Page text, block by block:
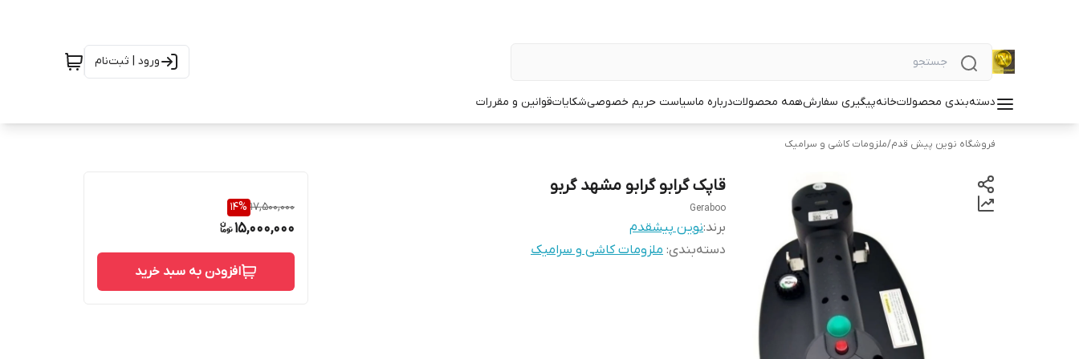
ورود | ثبت‌نام
دسته‌بندی محصولاتخانهپیگیری سفارشهمه محصولاتدرباره ماسیاست حریم خصوصیشکایاتقوانین و مقررات
فروشگاه نوین پیش قدم/ملزومات کاشی و سرامیک
قاپک گرابو گرابو مشهد گربو
Geraboo
برند:نوین پیشقدم
دسته‌بندی: ملزومات کاشی و سرامیک
17,500,000
14%
15,000,000
افزودن به سبد خرید